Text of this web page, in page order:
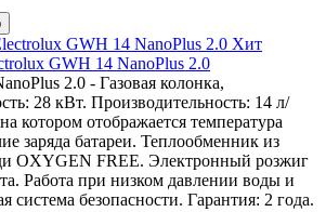
Хит
GWH 14 NanoPlus 2.0
2.0 - Газовая колонка,
28 кВт. Производительность: 14 л/
котором отображается температура
заряда батареи. Теплообменник из
OXYGEN FREE. Электронный розжиг
Работа при низком давлении воды и
система безопасности. Гарантия: 2 года.